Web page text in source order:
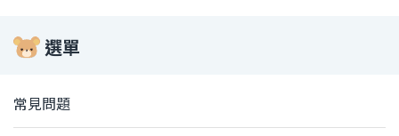
選單
常見問題